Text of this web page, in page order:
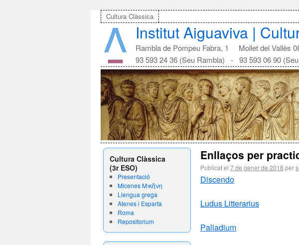
Cultura Clàssica
Institut Aiguaviva |
Rambla de Pompeu Fabra, 1 Mollet del Vallès
93 593 24 36 (Seu Rambla) - 93 593 06 90
Cultura Clàssica
(3r ESO)
Presentació
Micenes Μικῆνη
Llengua grega
Atenes i Esparta
Roma
Repositorium
Enllaços per
Publicat el 7 de gener de 2018 per
Discendo
Ludus Litterarius
Palladium